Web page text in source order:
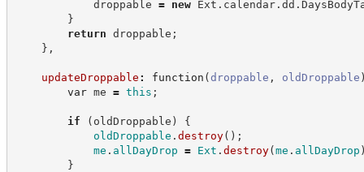
droppable = new Ext . calendar. dd .
}
return droppable ;
} ,
updateDroppable : function (droppable , oldDroppable
var me = this ;
if ( oldDroppable )
{
oldDroppable . destroy( ) ;
me . allDayDrop = Ext . destroy(me . allDayDrop
}